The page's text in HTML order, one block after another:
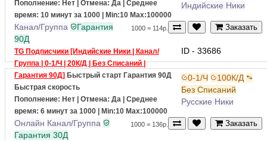
Быстрая скорость
Пополнение: Нет | Отмена: Да | Среднее
время: 10 минут за 1000 | Min:10 Max:100000
Списаний
Канал/Группа
90Д
TG Подписчики [Индийские Ники | Канал/
Группа | 0-1/Ч | 20К/Д | Без Списаний |
Гарантия 90Д] Быстрый старт
Быстрая скорость
Пополнение: Нет | Отмена: Да | Среднее
время: 6 минут за 1000 | Min:10 Max:100000
ID - 33686
0-1/Ч
100К/Д
Без Списаний
Онлайн Канал/Группа